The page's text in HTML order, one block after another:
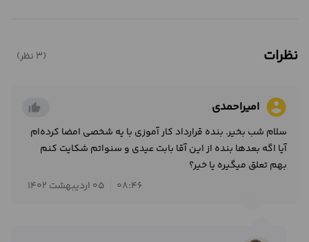
نظرات (3 نظر)
account_circle امیراحمدی thumb_up_alt
سلام شب بخیر. بنده قرارداد کار آموزی با یه شخصی امضا کرده‌ام
آیا اگه بعدها بنده از این آقا بابت عیدی و سنواتم شکایت کنم
بهم تعلق میگیره یا خیر؟
08:46
05 اردیبهشت 1402